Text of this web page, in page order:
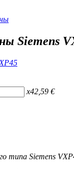
Siemens
x42,59 €
типа Siemens